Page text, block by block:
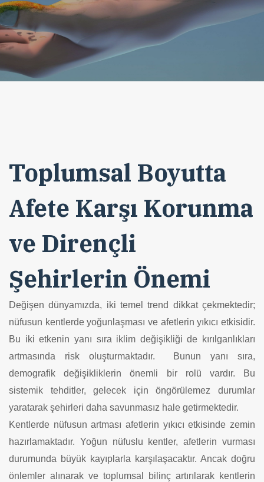
Toplumsal Boyutta
Afete Karşı Korunma
ve Dirençli
Şehirlerin Önemi
Değişen dünyamızda, iki temel trend dikkat çekmektedir;
nüfusun kentlerde yoğunlaşması ve afetlerin yıkıcı etkisidir.
Bu iki etkenin yanı sıra iklim değişikliği de kırılganlıkları
artmasında risk oluşturmaktadır. Bunun yanı sıra,
demografik değişikliklerin önemli bir rolü vardır. Bu
sistemik tehditler, gelecek için öngörülemez durumlar
yaratarak şehirleri daha savunmasız hale getirmektedir.
Kentlerde nüfusun artması afetlerin yıkıcı etkisinde zemin
hazırlamaktadır. Yoğun nüfuslu kentler, afetlerin vurması
durumunda büyük kayıplarla karşılaşacaktır. Ancak doğru
önlemler alınarak ve toplumsal bilinç artırılarak kentlerin